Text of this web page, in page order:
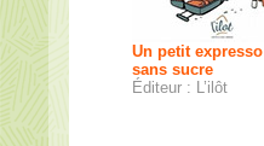
Un petit expresso
sans sucre
Éditeur : L’ilôt